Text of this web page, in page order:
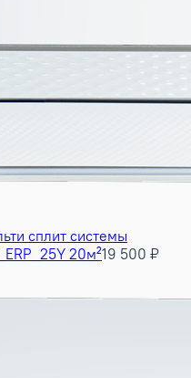
сплит системы
20м²19 500 ₽